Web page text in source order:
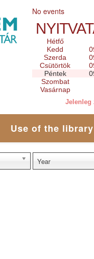
No events
Hétfő
Kedd
Szerda
Csütörtök
Péntek
Szombat
Vasárnap
Jelenleg
Use of the library
Year